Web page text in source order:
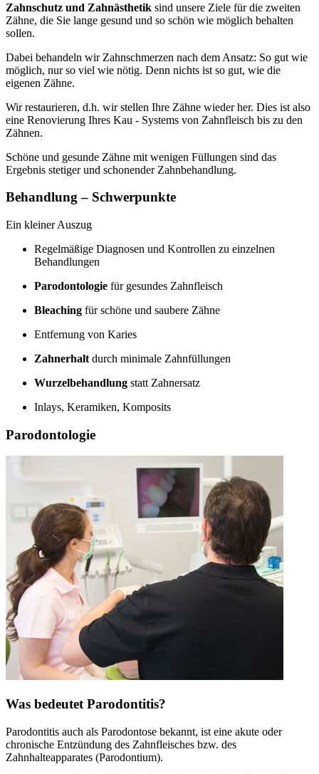
Zahnschutz und Zahnästhetik sind unsere Ziele für die zweiten
Zähne, die Sie lange gesund und so schön wie möglich behalten
sollen.
Dabei behandeln wir Zahnschmerzen nach dem Ansatz: So gut wie
möglich, nur so viel wie nötig. Denn nichts ist so gut, wie die
eigenen Zähne.
Wir restaurieren, d.h. wir stellen Ihre Zähne wieder her. Dies ist also
eine Renovierung Ihres Kau - Systems von Zahnfleisch bis zu den
Zähnen.
Schöne und gesunde Zähne mit wenigen Füllungen sind das
Ergebnis stetiger und schonender Zahnbehandlung.
Behandlung – Schwerpunkte
Ein kleiner Auszug
Regelmäßige Diagnosen und Kontrollen zu einzelnen
Behandlungen
Parodontologie für gesundes Zahnfleisch
Bleaching für schöne und saubere Zähne
Entfernung von Karies
Zahnerhalt durch minimale Zahnfüllungen
Wurzelbehandlung statt Zahnersatz
Inlays, Keramiken, Komposits
Parodontologie
Was bedeutet Parodontitis?
Parodontitis auch als Parodontose bekannt, ist eine akute oder
chronische Entzündung des Zahnfleisches bzw. des
Zahnhalteapparates (Parodontium).